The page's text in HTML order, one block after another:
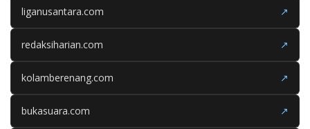
liganusantara.com ↗
redaksiharian.com ↗
kolamberenang.com ↗
bukasuara.com ↗